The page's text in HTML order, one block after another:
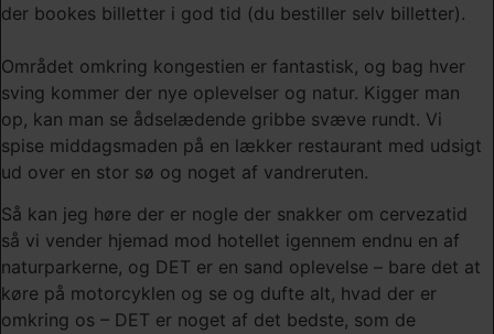
der bookes billetter i god tid (du bestiller selv billetter).
Området omkring kongestien er fantastisk, og bag hver
sving kommer der nye oplevelser og natur. Kigger man
op, kan man se ådselædende gribbe svæve rundt. Vi
spise middagsmaden på en lækker restaurant med udsigt
ud over en stor sø og noget af vandreruten.
Så kan jeg høre der er nogle der snakker om cervezatid
så vi vender hjemad mod hotellet igennem endnu en af
naturparkerne, og DET er en sand oplevelse – bare det at
køre på motorcyklen og se og dufte alt, hvad der er
omkring os – DET er noget af det bedste, som de